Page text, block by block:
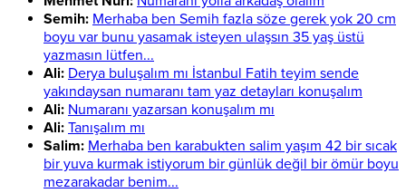
Semih: Merhaba ben Semih fazla söze gerek yok 20 cm
boyu var bunu yasamak isteyen ulaşsın 35 yaş üstü
yazmasın lütfen...
Ali: Derya buluşalım mı İstanbul Fatih teyim sende
yakındaysan numaranı tam yaz detayları konuşalım
Ali: Numaranı yazarsan konuşalım mı
Ali: Tanışalım mı
Salim: Merhaba ben karabukten salim yaşım 42 bir sıcak
bir yuva kurmak istiyorum bir günlük değil bir ömür boyu
mezarakadar benim...